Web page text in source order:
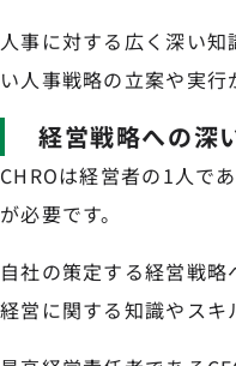
人事に対する広く深い
い人事戦略の立案や実行
経営戦略への深
CHROは経営者の1人で
が必要です。
自社の策定する経営戦
経営に関する知識やスキ